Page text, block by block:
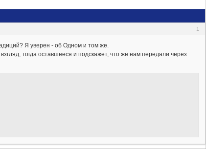
1
Я уверен - об Одном и том же.
тогда оставшееся и подскажет, что же нам передали через